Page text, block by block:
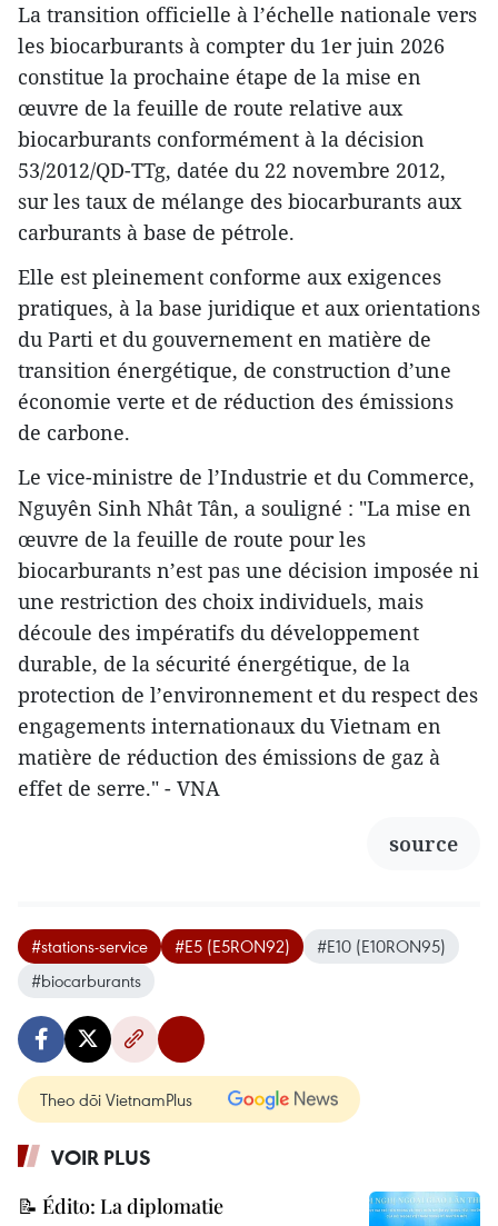
La transition officielle à l’échelle nationale vers
les biocarburants à compter du 1er juin 2026
constitue la prochaine étape de la mise en
œuvre de la feuille de route relative aux
biocarburants conformément à la décision
53/2012/QD-TTg, datée du 22 novembre 2012,
sur les taux de mélange des biocarburants aux
carburants à base de pétrole.
Elle est pleinement conforme aux exigences
pratiques, à la base juridique et aux orientations
du Parti et du gouvernement en matière de
transition énergétique, de construction d’une
économie verte et de réduction des émissions
de carbone.
Le vice-ministre de l’Industrie et du Commerce,
Nguyên Sinh Nhât Tân, a souligné : "La mise en
œuvre de la feuille de route pour les
biocarburants n’est pas une décision imposée ni
une restriction des choix individuels, mais
découle des impératifs du développement
durable, de la sécurité énergétique, de la
protection de l’environnement et du respect des
engagements internationaux du Vietnam en
matière de réduction des émissions de gaz à
effet de serre." - VNA
source
#stations-service #E5 (E5RON92)
#E10 (E10RON95)
#biocarburants
Theo dõi VietnamPlus
VOIR PLUS
📝 Édito: La diplomatie